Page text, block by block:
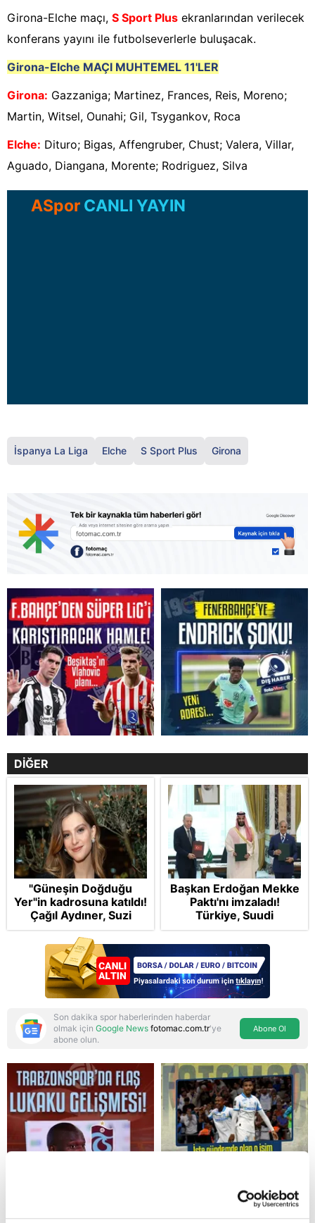
Reddet
Girona-Elche maçı, S Sport Plus ekranlarından verilecek
konferans yayını ile futbolseverlerle buluşacak.
Girona-Elche MAÇI MUHTEMEL 11'LER
Girona: Gazzaniga; Martinez, Frances, Reis, Moreno;
Martin, Witsel, Ounahi; Gil, Tsygankov, Roca
Elche: Dituro; Bigas, Affengruber, Chust; Valera, Villar,
Aguado, Diangana, Morente; Rodriguez, Silva
ASpor CANLI YAYIN
İspanya La Liga Elche S Sport Plus Girona
DİĞER
"Güneşin Doğduğu
Yer"in kadrosuna katıldı!
Çağıl Aydıner, Suzi
karakteriyle geliyor
Başkan Erdoğan Mekke
Paktı'nı imzaladı!
Türkiye, Suudi
Arabistan ve
Pakistan'dan stratejik
güvenlik adımı:
Anlaşmanın tüm
detayları
Son dakika spor haberlerinden haberdar
olmak için Google News fotomac.com.tr'ye
abone olun.
Abone Ol